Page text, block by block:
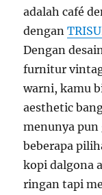
adalah café
dengan
Dengan
furnitur
warni, kamu
aesthetic
menunya pun
beberapa
kopi dalgona
ringan tapi